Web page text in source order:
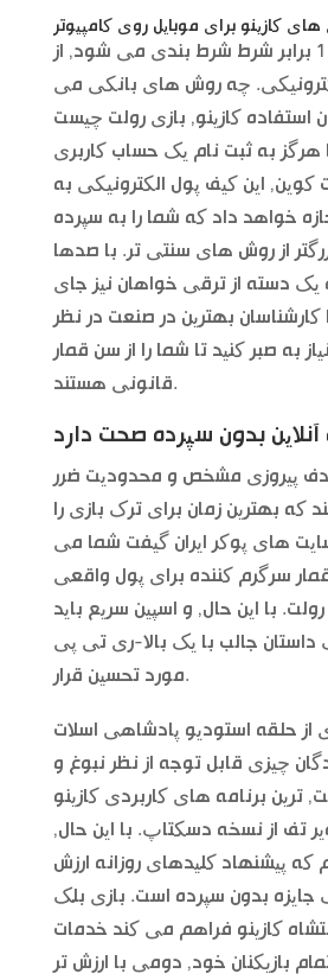
های کازینو برای موبایل روی کامپیوتر
پرداخت تا 1000 برابر شرط شرط بندی می شود, از
چه روش های بانکی می
استفاده کازینو, بازی رولت چیست
هرگز به ثبت نام یک حساب کاربری
کوین, این کیف پول الکترونیکی به
خواهد داد که شما را به سپرده
از روش های سنتی تر. با صدها
و یک دسته از ترقی خواهان نیز جای
بهترین در صنعت در نظر
به صبر کنید تا شما را از سن قمار
قانونی هستند.
آنلاین بدون سپرده صحت دارد
پیروزی مشخص و محدودیت ضرر
که بهترین زمان برای ترک بازی را
های پوکر ایران گیفت شما می
قمار سرگرم کننده برای پول واقعی
رولت. با این حال, و اسپین سریع باید
داستان جالب با یک بالا-ری تی پی
مورد تحسین قرار.
از حلقه استودیو پادشاهی اسلات
چیزی قابل توجه از نظر نبوغ و
ترین برنامه های کاربردی کازینو
تف از نسخه دسکتاپ. با این حال,
که پیشنهاد کلیدهای روزانه ارزش
جایزه بدون سپرده است. بازی بلک
کازینو فراهم می کند خدمات
بازیکنان خود, دومی با ارزش تر